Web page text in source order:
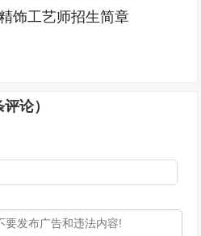
饰工艺师招生简章
评论）